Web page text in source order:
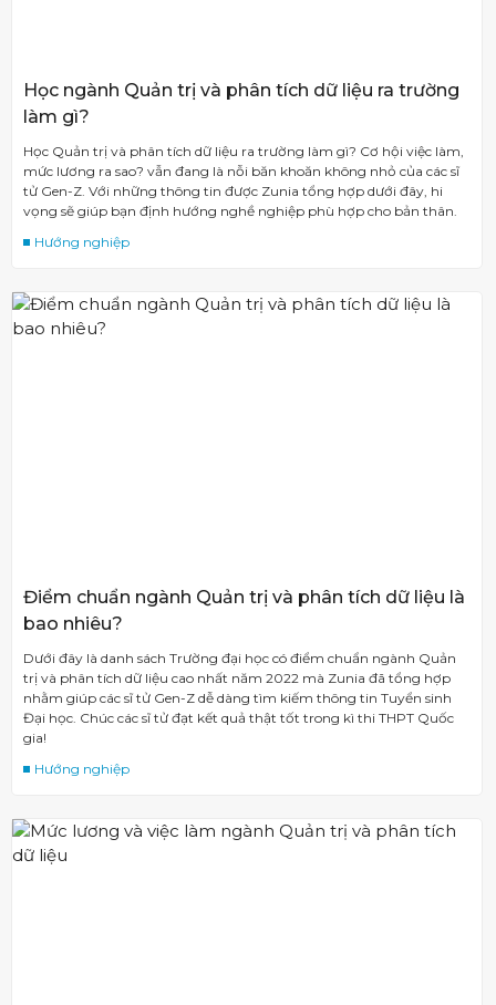
Học ngành Quản trị và phân tích dữ liệu ra trường
làm gì?
Học Quản trị và phân tích dữ liệu ra trường làm gì? Cơ hội việc làm,
mức lương ra sao? vẫn đang là nỗi băn khoăn không nhỏ của các sĩ
tử Gen-Z. Với những thông tin được Zunia tổng hợp dưới đây, hi
vọng sẽ giúp bạn định hướng nghề nghiệp phù hợp cho bản thân.
Hướng nghiệp
Điểm chuẩn ngành Quản trị và phân tích dữ liệu là
bao nhiêu?
Dưới đây là danh sách Trường đại học có điểm chuẩn ngành Quản
trị và phân tích dữ liệu cao nhất năm 2022 mà Zunia đã tổng hợp
nhằm giúp các sĩ tử Gen-Z dễ dàng tìm kiếm thông tin Tuyển sinh
Đại học. Chúc các sĩ tử đạt kết quả thật tốt trong kì thi THPT Quốc
gia!
Hướng nghiệp